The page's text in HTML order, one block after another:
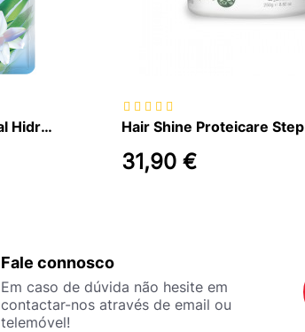
Geomar - Máscara Facial Hidratante em Tecido, 22ml
31,90 €
Fale connosco
Em caso de dúvida não hesite em
contactar-nos através de email ou
telemóvel!